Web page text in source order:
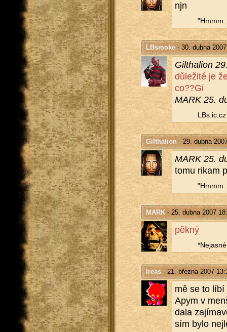
njn
"Hmmm
LBsmoke- 30. dubna
Gil­tha­li­on
dů­le­ži­té je
co??Gi
MARK 25.
LBs.​ic.​cz
Gilthalion - 29. dubna
MARK 25.
tomu rikam
"Hmmm
MARK- 25. dubna 2007
pěkný
Ireas- 21. března 2007
mě se to líbí
Apym v
da­la
sím bylo